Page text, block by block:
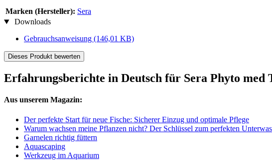
Marken (Hersteller): Sera
Downloads
Gebrauchsanweisung (146,01 KB)
Dieses Produkt bewerten
Erfahrungsberichte in Deutsch für Sera Phyto med
Aus unserem Magazin:
Der perfekte Start für neue Fische: Sicherer Einzug und optimale Pflege
Warum wachsen meine Pflanzen nicht? Der Schlüssel zum perfekten
Garnelen richtig füttern
Aquascaping
Werkzeug im Aquarium